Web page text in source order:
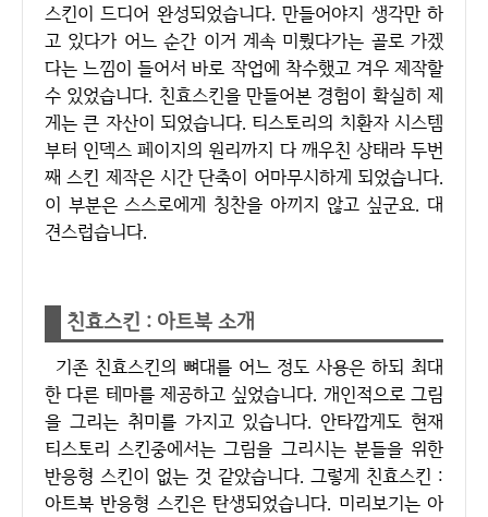
스킨이 드디어 완성되었습니다. 만들어야지 생각만 하
고 있다가 어느 순간 이거 계속 미뤘다가는 골로 가겠
다는 느낌이 들어서 바로 작업에 착수했고 겨우 제작할
수 있었습니다. 친효스킨을 만들어본 경험이 확실히 제
게는 큰 자산이 되었습니다. 티스토리의 치환자 시스템
부터 인덱스 페이지의 원리까지 다 깨우친 상태라 두번
째 스킨 제작은 시간 단축이 어마무시하게 되었습니다.
이 부분은 스스로에게 칭찬을 아끼지 않고 싶군요. 대
견스럽습니다.
친효스킨 : 아트북 소개
기존 친효스킨의 뼈대를 어느 정도 사용은 하되 최대
한 다른 테마를 제공하고 싶었습니다. 개인적으로 그림
을 그리는 취미를 가지고 있습니다. 안타깝게도 현재
티스토리 스킨중에서는 그림을 그리시는 분들을 위한
반응형 스킨이 없는 것 같았습니다. 그렇게 친효스킨 :
아트북 반응형 스킨은 탄생되었습니다. 미리보기는 아